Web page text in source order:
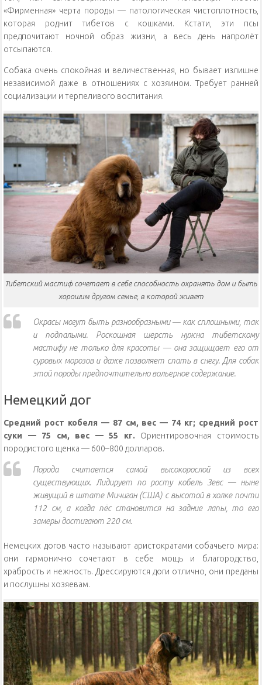
«Фирменная» черта породы — патологическая чистоплотность,
которая роднит тибетов с кошками. Кстати, эти псы
предпочитают ночной образ жизни, а весь день напролёт
отсыпаются.
Собака очень спокойная и величественная, но бывает излишне
независимой даже в отношениях с хозяином. Требует ранней
социализации и терпеливого воспитания.
Тибетский мастиф сочетает в себе способность охранять дом и быть
хорошим другом семье, в которой живет
Окрасы могут быть разнообразными — как сплошными, так
и подпалыми. Роскошная шерсть нужна тибетскому
мастифу не только для красоты — она защищает его от
суровых морозов и даже позволяет спать в снегу. Для собак
этой породы предпочтительно вольерное содержание.
Немецкий дог
Средний рост кобеля — 87 см, вес — 74 кг; средний рост
суки — 75 см, вес — 55 кг. Ориентировочная стоимость
породистого щенка — 600–800 долларов.
Порода считается самой высокорослой из всех
существующих. Лидирует по росту кобель Зевс — ныне
живущий в штате Мичиган (США) с высотой в холке почти
112 см, а когда пёс становится на задние лапы, то его
замеры достигают 220 см.
Немецких догов часто называют аристократами собачьего мира:
они гармонично сочетают в себе мощь и благородство,
храбрость и нежность. Дрессируются доги отлично, они преданы
и послушны хозяевам.